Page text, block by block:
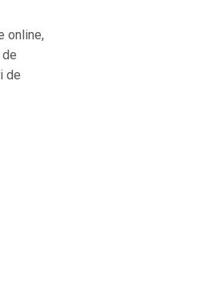
online,
de